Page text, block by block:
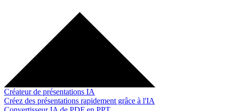
Créateur de présentations IA
Créez des présentations rapidement grâce à l'IA